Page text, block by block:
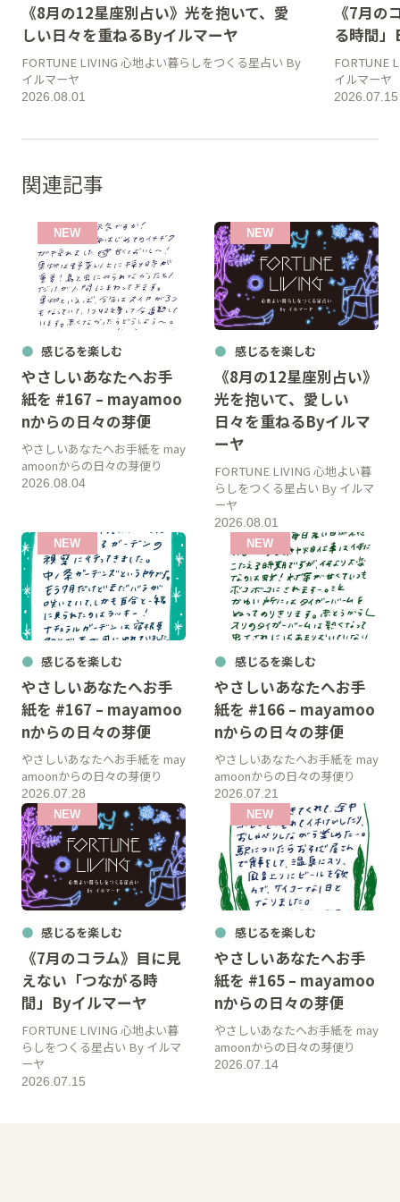
《8月の12星座別占い》光を抱いて、愛
しい日々を重ねるByイルマーヤ
2026.08.01
FORTUNE LIVING 心地よい暮らしをつくる星占い By
イルマーヤ
《7月の
る時間
2026.07.15
FORTUNE
イルマーヤ
関連記事
感じるを楽しむ
やさしいあなたへお手
紙を #167 – mayamoo
nからの日々の芽便
2026.08.04
やさしいあなたへお手紙を may
amoonからの日々の芽便り
感じるを楽しむ
《8月の12星座別占い》
光を抱いて、愛しい
日々を重ねるByイルマ
ーヤ
2026.08.01
FORTUNE LIVING 心地よい暮
らしをつくる星占い By イルマ
ーヤ
感じるを楽しむ
やさしいあなたへお手
紙を #167 – mayamoo
nからの日々の芽便
2026.07.28
やさしいあなたへお手紙を may
amoonからの日々の芽便り
感じるを楽しむ
やさしいあなたへお手
紙を #166 – mayamoo
nからの日々の芽便
2026.07.21
やさしいあなたへお手紙を may
amoonからの日々の芽便り
感じるを楽しむ
《7月のコラム》目に見
えない「つながる時
間」Byイルマーヤ
2026.07.15
FORTUNE LIVING 心地よい暮
らしをつくる星占い By イルマ
ーヤ
感じるを楽しむ
やさしいあなたへお手
紙を #165 – mayamoo
nからの日々の芽便
2026.07.14
やさしいあなたへお手紙を may
amoonからの日々の芽便り